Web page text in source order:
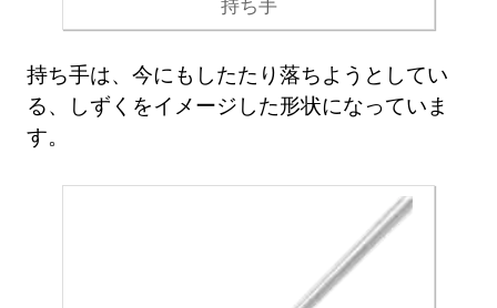
持ち手は、今にもしたたり落ちようとしてい
る、しずくをイメージした形状になっていま
す。